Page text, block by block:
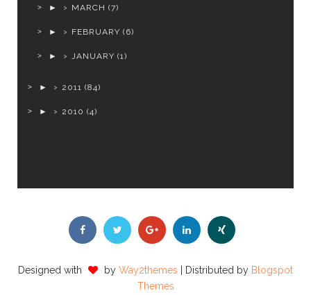
► MARCH (7)
► FEBRUARY (6)
► JANUARY (1)
► 2011 (84)
► 2010 (4)
Designed with by Way2themes | Distributed by Blogspot
Themes